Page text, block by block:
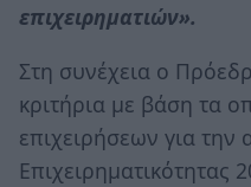
επιχειρηματιών».
Στη συνέχεια ο
κριτήρια με βάση τα
επιχειρήσεων για
Επιχειρηματικότητας